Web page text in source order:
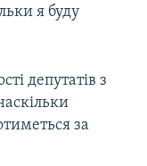
я буду
депутатів з
за